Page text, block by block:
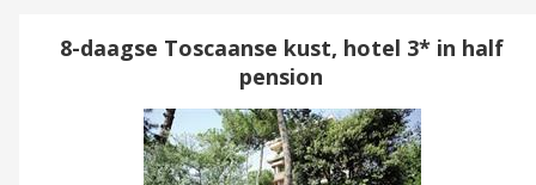
8-daagse Toscaanse kust, hotel 3* in half
pension